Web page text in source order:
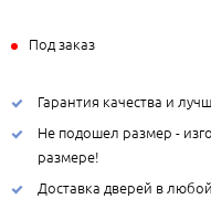
Под заказ
Гарантия качества и
Не подошел размер -
размере!
Доставка дверей в